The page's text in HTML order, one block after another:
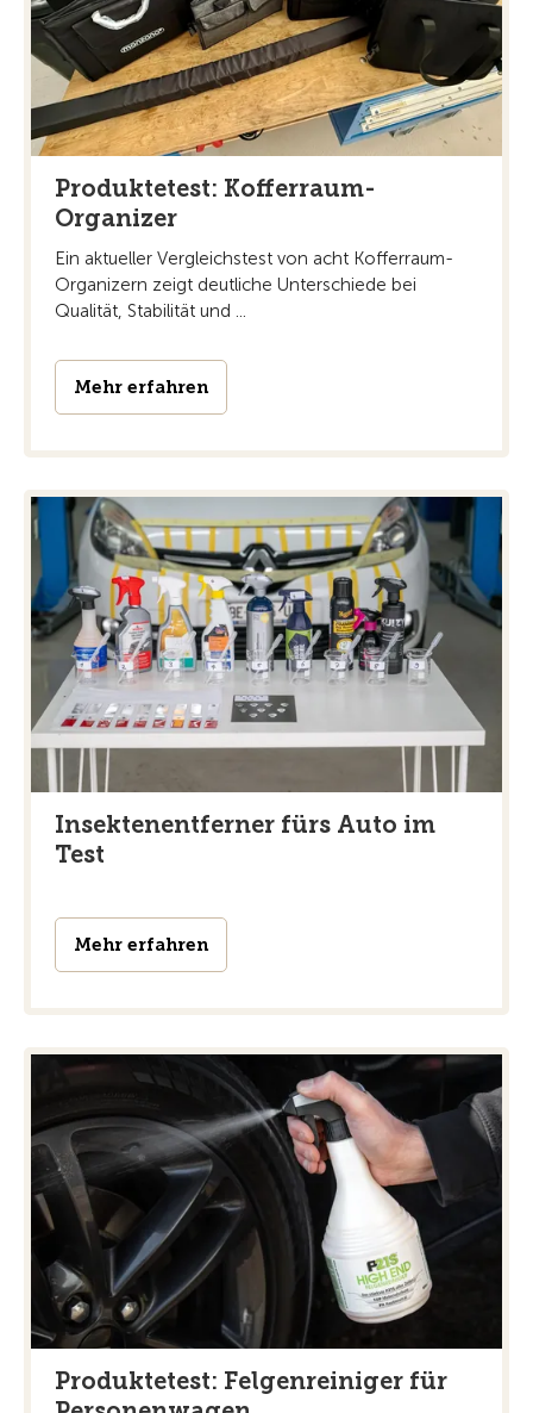
Produktetest: Kofferraum-
Organizer
Ein aktueller Vergleichstest von acht Kofferraum-
Organizern zeigt deutliche Unterschiede bei
Qualität, Stabilität und ...
Mehr erfahren
Insektenentferner fürs Auto im
Test
Mehr erfahren
Produktetest: Felgenreiniger für